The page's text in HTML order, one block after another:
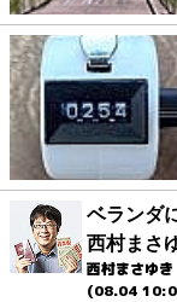
ベランダ
西村まさ
西村まさゆき
(08.04